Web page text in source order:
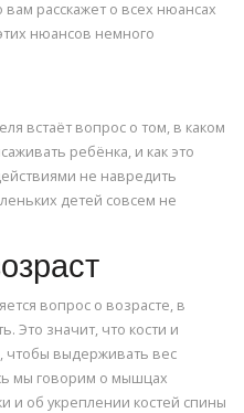
расскажет о всех нюансах
нюансов немного
встаёт вопрос о том, в каком
ребёнка, и как это
не навредить
детей совсем не
вопрос о возрасте, в
Это значит, что кости и
чтобы выдерживать вес
мы говорим о мышцах
и об укреплении костей спины